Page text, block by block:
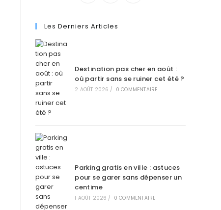
Les Derniers Articles
Destination pas cher en août :
où partir sans se ruiner cet été ?
2 AOÛT 2026 / 0 COMMENTAIRE
Parking gratis en ville : astuces
pour se garer sans dépenser un
centime
1 AOÛT 2026 / 0 COMMENTAIRE